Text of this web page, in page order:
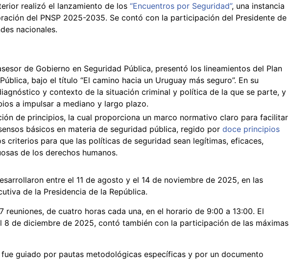
realizó el lanzamiento de los “Encuentros por Seguridad”, una instancia
del PNSP 2025-2035. Se contó con la participación del Presidente de
nacionales.
de Gobierno en Seguridad Pública, presentó los lineamientos del Plan
bajo el título “El camino hacia un Uruguay más seguro”. En su
y contexto de la situación criminal y política de la que se parte, y
a impulsar a mediano y largo plazo.
de principios, la cual proporciona un marco normativo claro para facilitar
básicos en materia de seguridad pública, regido por doce principios
criterios para que las políticas de seguridad sean legítimas, eficaces,
de los derechos humanos.
entre el 11 de agosto y el 14 de noviembre de 2025, en las
de la Presidencia de la República.
reuniones, de cuatro horas cada una, en el horario de 9:00 a 13:00. El
8 de diciembre de 2025, contó también con la participación de las máximas
guiado por pautas metodológicas específicas y por un documento